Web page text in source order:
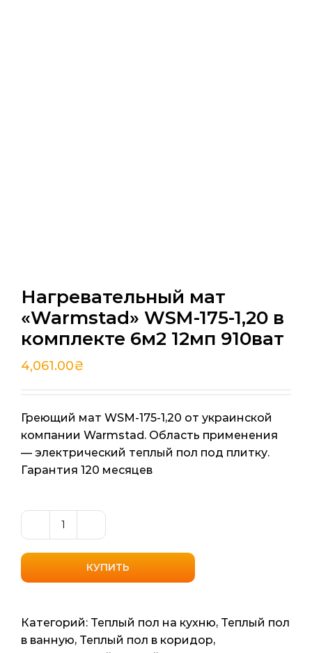
Нагревательный мат
«Warmstad» WSM-175-1,20 в
комплекте 6м2 12мп 910ват
4,061.00₴
Греющий мат WSM-175-1,20 от украинской
компании Warmstad. Область применения
— электрический теплый пол под плитку.
Гарантия 120 месяцев
Количество
товара
Нагревательный
мат
WSM-
175-
КУПИТЬ
Категорий: Теплый пол на кухню, Теплый пол
в ванную, Теплый пол в коридор,